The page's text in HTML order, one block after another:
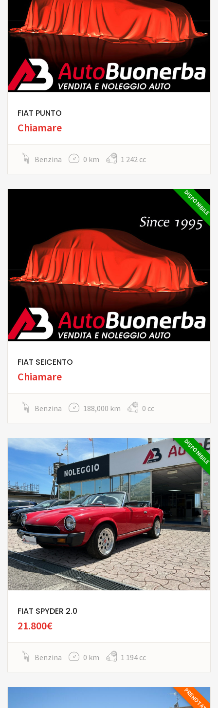
FIAT PUNTO
Chiamare
Benzina 0 km 1 242 cc
DISPONIBILE
FIAT SEICENTO
Chiamare
Benzina 188,000 km 0 cc
DISPONIBILE
FIAT SPYDER 2.0
21.800€
Benzina 0 km 1 194 cc
PRENOTATA